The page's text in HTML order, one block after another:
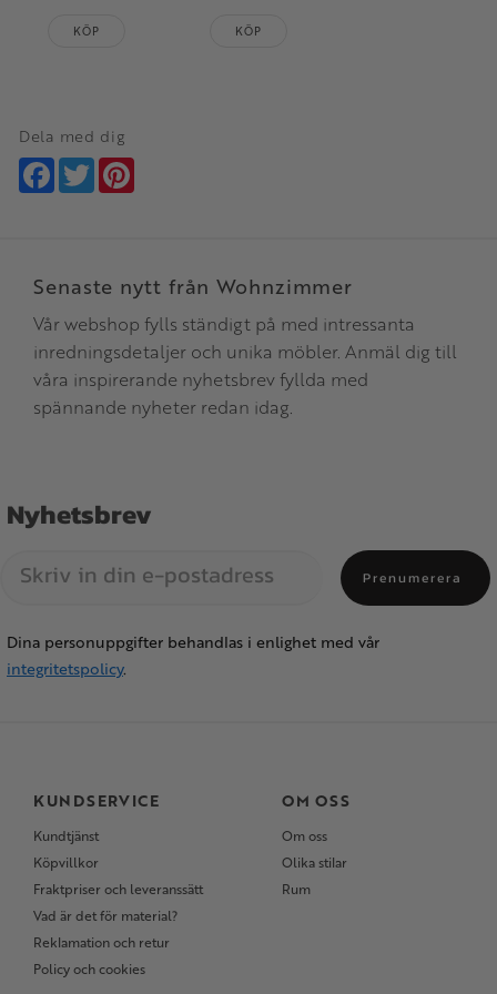
KÖP KÖP
Dela med dig
Facebook
Twitter
Senaste nytt från Wohnzimmer
Vår webshop fylls ständigt på med intressanta
inredningsdetaljer och unika möbler. Anmäl dig till
våra inspirerande nyhetsbrev fyllda med
spännande nyheter redan idag.
Nyhetsbrev
Prenumerera
Dina personuppgifter behandlas i enlighet med vår
integritetspolicy.
KUNDSERVICE
Kundtjänst
Köpvillkor
Fraktpriser och leveranssätt
Vad är det för material?
Reklamation och retur
Policy och cookies
OM OSS
Om oss
Olika stilar
Rum